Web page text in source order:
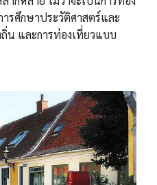
รศึกษาประวัติศาสตร์และ
และการท่องเที่ยวแบบ